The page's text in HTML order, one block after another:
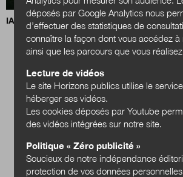
IA, data centers et territoires : quels choix
déposés par Google Analytics nous
d’effectuer des statistiques de
connaître la façon dont vous accédez à
ainsi que les parcours que vous réalisez.
Lecture de vidéos
Le site Horizons publics utilise le
héberger ses vidéos.
Les cookies déposés par Youtube
des vidéos intégrées sur notre site.
Politique « Zéro publicité »
Soucieux de notre indépendance
protection de vos données